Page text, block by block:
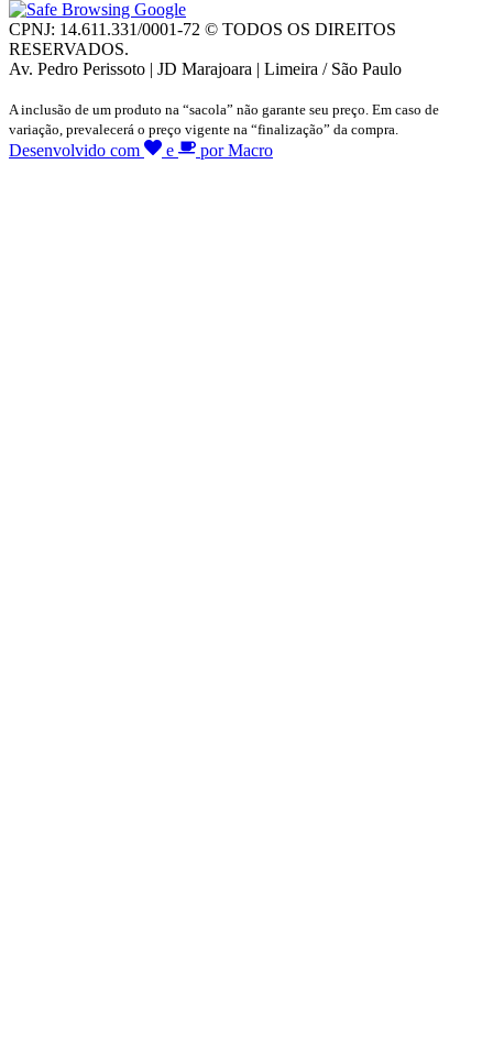
CPNJ: 14.611.331/0001-72 © TODOS OS DIREITOS
RESERVADOS.
Av. Pedro Perissoto | JD Marajoara | Limeira / São Paulo
A inclusão de um produto na “sacola” não garante seu preço. Em caso de
variação, prevalecerá o preço vigente na “finalização” da compra.
Desenvolvido com e por Macro